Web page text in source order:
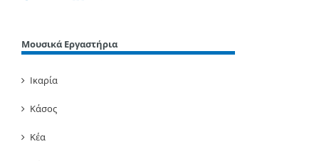
Μουσικά Εργαστήρια
Ικαρία
Κάσος
Κέα